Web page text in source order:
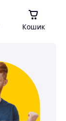
Кошик